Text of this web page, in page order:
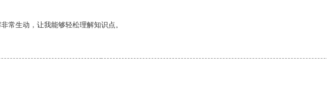
常生动，让我能够轻松理解知识点。